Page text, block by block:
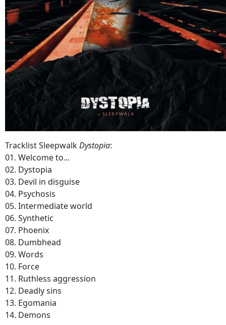
Tracklist SleepwalkDystopia:
01. Welcome to...
02. Dystopia
03. Devil in disguise
04. Psychosis
05. Intermediate world
06. Synthetic
07. Phoenix
08. Dumbhead
09. Words
10. Force
11. Ruthless aggression
12. Deadly sins
13. Egomania
14. Demons